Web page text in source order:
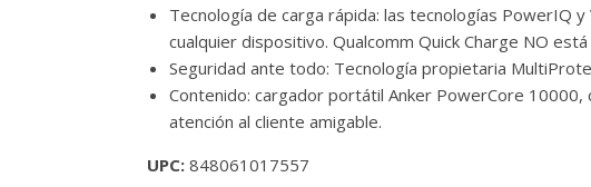
Tecnología de carga rápida: las tecnologías PowerIQ
cualquier dispositivo. Qualcomm Quick Charge NO
Seguridad ante todo: Tecnología propietaria
Contenido: cargador portátil Anker PowerCore 10000,
atención al cliente amigable.
UPC: 848061017557